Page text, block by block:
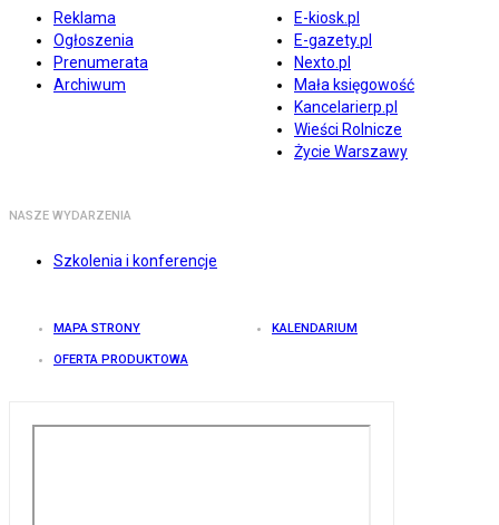
Reklama
Ogłoszenia
Prenumerata
Archiwum
E-kiosk.pl
E-gazety.pl
Nexto.pl
Mała księgowość
Kancelarierp.pl
Wieści Rolnicze
Życie Warszawy
NASZE WYDARZENIA
Szkolenia i konferencje
MAPA STRONY KALENDARIUM
OFERTA PRODUKTOWA